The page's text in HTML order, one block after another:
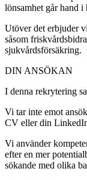
lönsamhet går hand i
Utöver det erbjuder
såsom
sjukvårdsförsäkring.
DIN ANSÖKAN
I denna rekrytering
Vi tar inte emot
CV eller din
Vi använder
efter en mer
sökande med olika